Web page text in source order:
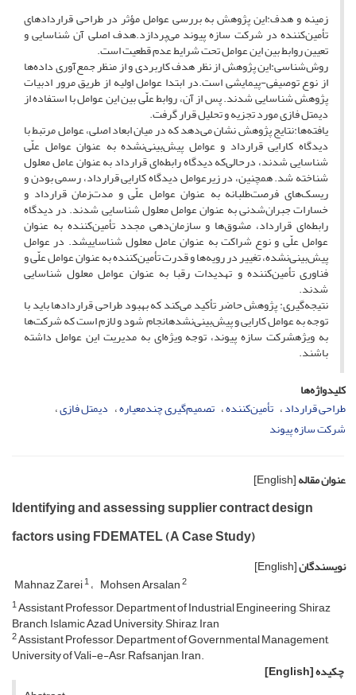
زمینه و هدف:این پژوهش به بررسی عوامل مؤثر در طراحی قراردادهای
تأمین‌کننده در شرکت سازه پیوند می‌پردازد.هدف اصلی آن شناسایی و
تعیین روابط بین این عوامل تحت شرایط عدم قطعیت است.
روش‌شناسی:این پژوهش از نظر هدف کاربردی و از منظر جمع‌آوری داده‌ها
از نوع توصیفی-پیمایشی است.در ابتدا عوامل اولیه از طریق مرور ادبیات
پژوهش شناسایی شدند. پس از آن، روابط علّی بین این عوامل با استفاده از
دیمتل فازی مورد تجزیه و تحلیل قرار گرفت.
یافته‌ها:نتایج پژوهش نشان می‌دهد که در میان ابعاد اصلی، عوامل مرتبط با
دیدگاه کارایی قرارداد و عوامل پیش‌بینی‌نشده به عنوان عوامل علّی
شناسایی شدند، درحالی‌که دیدگاه رابطه‌ای قرارداد به عنوان عامل معلول
شناخته شد. همچنین، در زیرعوامل دیدگاه کارایی قرارداد، رسمی بودن و
ریسک‌های فرصت‌طلبانه به عنوان عوامل علّی و مدت‌زمان قرارداد و
خسارات جبران‌شدنی به عنوان عوامل معلول شناسایی شدند. در دیدگاه
رابطه‌ای قرارداد، مشوق‌ها و سازمان‌دهی مجدد تأمین‌کننده به عنوان
عوامل علّی و نوع شراکت به عنوان عامل معلول شناساییشد. در عوامل
پیش‌بینی‌نشده، تغییر در رویه‌ها و قدرت تأمین‌کننده به عنوان عوامل علّی و
فناوری تأمین‌کننده و تهدیدات رقبا به عنوان عوامل معلول شناسایی
شدند.
نتیجه‌گیری: پژوهش حاضر تأکید می‌کند که بهبود طراحی قراردادها باید با
توجه به عوامل کارایی و پیش‌بینی‌نشدهانجام شود و لازم است که شرکت‌ها
به ویژهشرکت سازه پیوند، توجه ویژه‌ای به مدیریت این عوامل داشته
باشند.
کلیدواژه‌ها
طراحی قرارداد تأمین‌کننده تصمیم‌گیری چندمعیاره دیمتل فازی
شرکت سازه پیوند
عنوان مقاله[English]
Identifying and assessing supplier contract design
factors using FDEMATEL (A Case Study)
نویسندگان[English]
Mahnaz Zarei1 Mohsen Arsalan2
1Assistant Professor, Department of Industrial Engineering, Shiraz
Branch, Islamic Azad University, Shiraz, Iran
2Assistant Professor, Department of Governmental Management,
University of Vali-e-Asr, Rafsanjan, Iran.
چکیده[English]